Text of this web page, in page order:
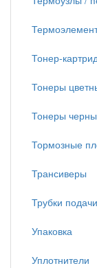
Тонер-
Тонеры
Тонеры
Тормозные
Трансиверы
Трубки
Упаковка
Уплотнители